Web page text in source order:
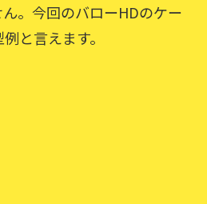
。今回のバローHDのケー
と言えます。